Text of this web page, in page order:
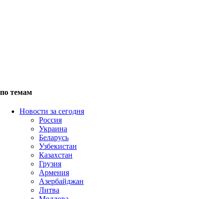
по темам
Новости за сегодня
Россия
Украина
Беларусь
Узбекистан
Казахстан
Грузия
Армения
Азербайджан
Литва